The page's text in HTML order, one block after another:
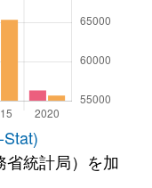
省統計局）を加